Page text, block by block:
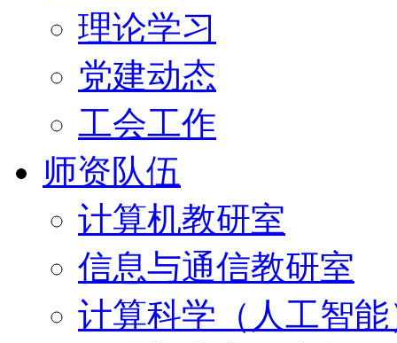
理论学习
党建动态
工会工作
师资队伍
计算机教研室
信息与通信教研室
计算科学（人工智